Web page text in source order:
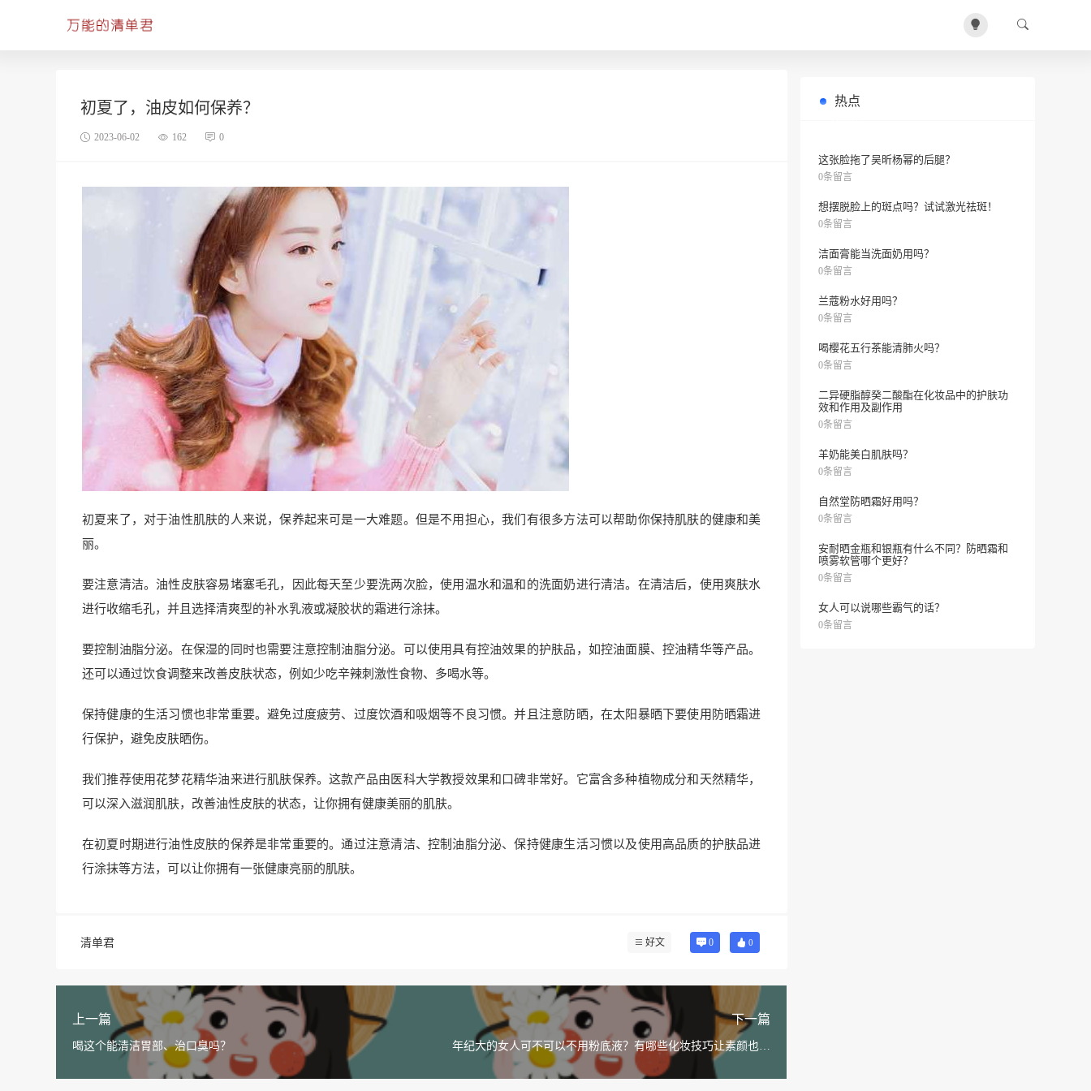
初夏了，油皮如何保养？
2023-06-02 162 0
初夏来了，对于油性肌肤的人来说，保养起来可是一大难题。但是不用担心，我们有很多方法可以帮助你保持肌肤的健康和美
丽。
要注意清洁。油性皮肤容易堵塞毛孔，因此每天至少要洗两次脸，使用温水和温和的洗面奶进行清洁。在清洁后，使用爽肤水
进行收缩毛孔，并且选择清爽型的补水乳液或凝胶状的霜进行涂抹。
要控制油脂分泌。在保湿的同时也需要注意控制油脂分泌。可以使用具有控油效果的护肤品，如控油面膜、控油精华等产品。
还可以通过饮食调整来改善皮肤状态，例如少吃辛辣刺激性食物、多喝水等。
保持健康的生活习惯也非常重要。避免过度疲劳、过度饮酒和吸烟等不良习惯。并且注意防晒，在太阳暴晒下要使用防晒霜进
行保护，避免皮肤晒伤。
我们推荐使用花梦花精华油来进行肌肤保养。这款产品由医科大学教授效果和口碑非常好。它富含多种植物成分和天然精华，
可以深入滋润肌肤，改善油性皮肤的状态，让你拥有健康美丽的肌肤。
在初夏时期进行油性皮肤的保养是非常重要的。通过注意清洁、控制油脂分泌、保持健康生活习惯以及使用高品质的护肤品进
行涂抹等方法，可以让你拥有一张健康亮丽的肌肤。
清单君 好文 0 0
上一篇
喝这个能清洁胃部、治口臭吗？
下一篇
年纪大的女人可不可以不用粉底液？有哪些化妆技巧让素颜也好
热点
这张脸拖了吴昕杨幂的后腿？
0条留言
想摆脱脸上的斑点吗？试试激光祛斑！
0条留言
洁面膏能当洗面奶用吗？
0条留言
兰蔻粉水好用吗？
0条留言
喝樱花五行茶能清肺火吗？
0条留言
二异硬脂醇癸二酸酯在化妆品中的护肤功
效和作用及副作用
0条留言
羊奶能美白肌肤吗？
0条留言
自然堂防晒霜好用吗？
0条留言
安耐晒金瓶和银瓶有什么不同？防晒霜和
喷雾软管哪个更好？
0条留言
女人可以说哪些霸气的话？
0条留言